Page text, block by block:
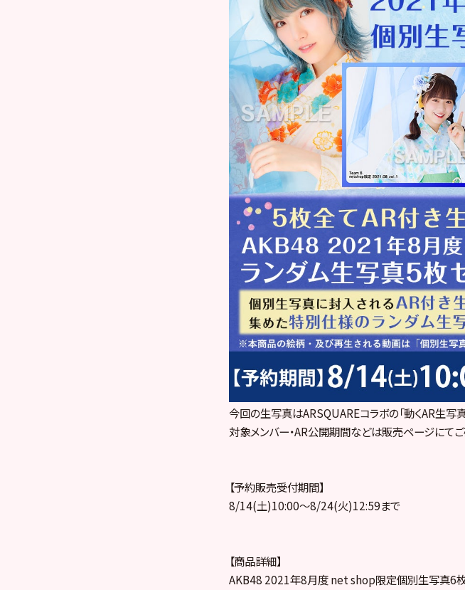
今回の生写真はARSQUAREコラボの「動くAR生写真
対象メンバー・AR公開期間などは販売ページにてご
【予約販売受付期間】
8/14(土)10:00～8/24(火)12:59まで
【商品詳細】
AKB48 2021年8月度 net shop限定個別生写真6